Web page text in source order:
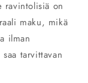
ravintolisiä on
maku, mikä
ilman
tarvittavan